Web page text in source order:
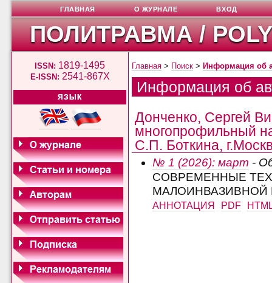
ПОЛИТРАВМА /
ISSN: 1819-1495
E-ISSN: 2541-867X
ЯЗЫК
ГЛАВНАЯ О ЖУРНАЛЕ ВХОД
Главная > Поиск > Информация об
Информация об
Донченко, Сергей
многопрофильный
С.П. Боткина,
№ 1 (2026): март -
СОВРЕМЕННЫЕ
МАЛОИНВАЗИВНОЙ
АННОТАЦИЯ PDF